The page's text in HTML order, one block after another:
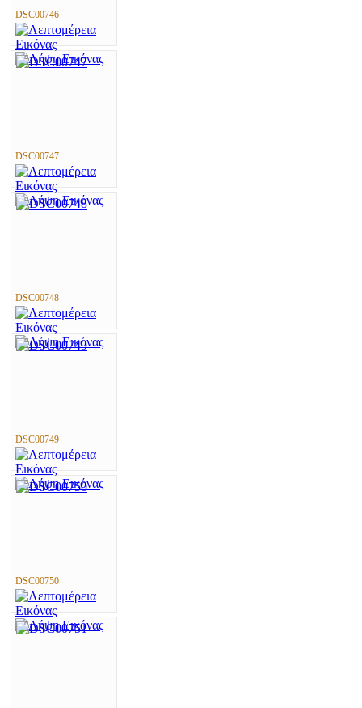
DSC00746
DSC00747
DSC00748
DSC00749
DSC00750